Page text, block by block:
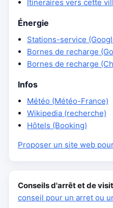
Itineraires vers cette
Énergie
Stations-service
Bornes de recharge
Bornes de recharge
Infos
Météo (Météo-France)
Wikipedia (recherche)
Hôtels (Booking)
Proposer un site web
Conseils d'arrêt et de
conseil pour un arret ou